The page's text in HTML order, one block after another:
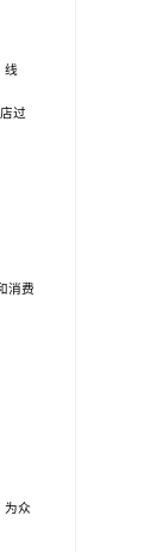
线
过
消费
为众